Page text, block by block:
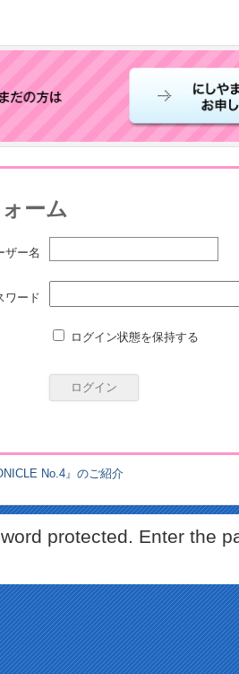
ーム
ザー名
ワード
ログイン状態を保持する
No.4』のご紹介
protected. Enter the